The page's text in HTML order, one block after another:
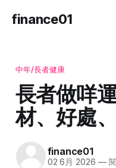
finance01
中年/長者健康
長者做咩
材、好處
finance01
02 6月 2026 —